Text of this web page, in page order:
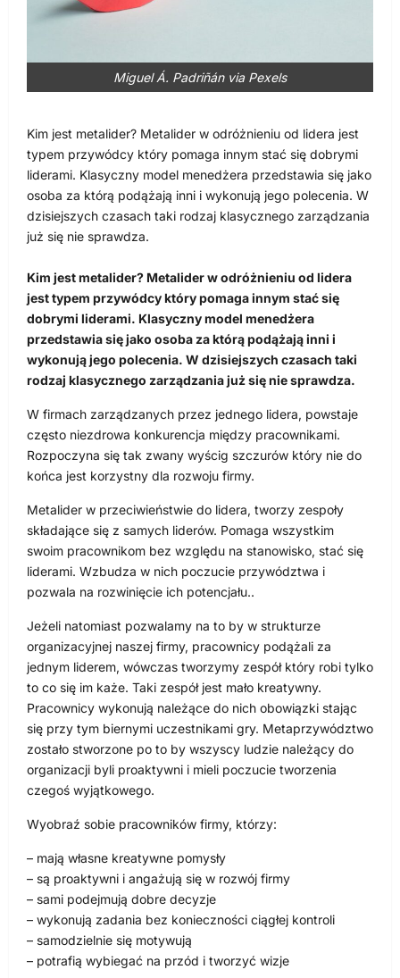
Miguel Á. Padriñán via Pexels
Kim jest metalider? Metalider w odróżnieniu od lidera jest
typem przywódcy który pomaga innym stać się dobrymi
liderami. Klasyczny model menedżera przedstawia się jako
osoba za którą podążają inni i wykonują jego polecenia. W
dzisiejszych czasach taki rodzaj klasycznego zarządzania
już się nie sprawdza.
Kim jest metalider? Metalider w odróżnieniu od lidera
jest typem przywódcy który pomaga innym stać się
dobrymi liderami. Klasyczny model menedżera
przedstawia się jako osoba za którą podążają inni i
wykonują jego polecenia. W dzisiejszych czasach taki
rodzaj klasycznego zarządzania już się nie sprawdza.
W firmach zarządzanych przez jednego lidera, powstaje
często niezdrowa konkurencja między pracownikami.
Rozpoczyna się tak zwany wyścig szczurów który nie do
końca jest korzystny dla rozwoju firmy.
Metalider w przeciwieństwie do lidera, tworzy zespoły
składające się z samych liderów. Pomaga wszystkim
swoim pracownikom bez względu na stanowisko, stać się
liderami. Wzbudza w nich poczucie przywództwa i
pozwala na rozwinięcie ich potencjału..
Jeżeli natomiast pozwalamy na to by w strukturze
organizacyjnej naszej firmy, pracownicy podążali za
jednym liderem, wówczas tworzymy zespół który robi tylko
to co się im każe. Taki zespół jest mało kreatywny.
Pracownicy wykonują należące do nich obowiązki stając
się przy tym biernymi uczestnikami gry. Metaprzywództwo
zostało stworzone po to by wszyscy ludzie należący do
organizacji byli proaktywni i mieli poczucie tworzenia
czegoś wyjątkowego.
Wyobraź sobie pracowników firmy, którzy:
– mają własne kreatywne pomysły
– są proaktywni i angażują się w rozwój firmy
– sami podejmują dobre decyzje
– wykonują zadania bez konieczności ciągłej kontroli
– samodzielnie się motywują
– potrafią wybiegać na przód i tworzyć wizje